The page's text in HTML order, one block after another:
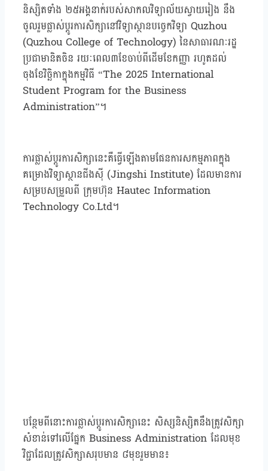
និស្សិតទាំង ២៥អង្គនាក់របស់សាកលវិទ្យាល័យស្វាយរៀង នឹង
ចូលរួមផ្លាស់ប្តូរការសិក្សានៅវិទ្យាស្ថានបច្ចេកវិទ្យា​ Quzhou
(Quzhou College of Technology) នៃសាធារណៈរដ្ឋ
ប្រជាមានិតចិន រយៈពេល៣ខែចាប់ពីដើមខែកញ្ញា រហូតដល់
ចុងខែវិច្ឆិកាក្នុងកម្មវិធី “The 2025 International
Student Program for the Business
Administration”។
ការផ្លាស់ប្តូរការសិក្សានេះគឺធ្វើឡើងតាមផែនការសកម្មភាពក្នុង
គម្រោងវិទ្យាស្ថានជីងស៊ី (Jingshi Institute) ដែលមានការ
សម្របសម្រួលពី ក្រុមហ៊ុន Hautec Information
Technology Co.Ltd។
បន្ថែមពីនោះការផ្លាស់ប្តូរការសិក្សានេះ សិស្សនិស្សិតនឹងត្រូវសិក្សា
សំខាន់ទៅលើផ្នែក Business Administration ដែលមុខ
វិជ្ជាដែលត្រូវសិក្សាសរុបមាន ៨មុខរួមមាន៖